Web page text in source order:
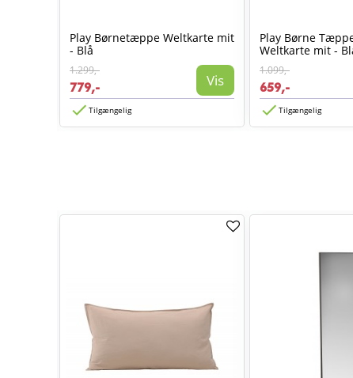
Play Børnetæppe Weltkarte mit
- Blå
1.299,-
779,- Vis
Tilgængelig
Play Børne
Weltkarte mit -
1.099,-
659,-
Tilgængelig